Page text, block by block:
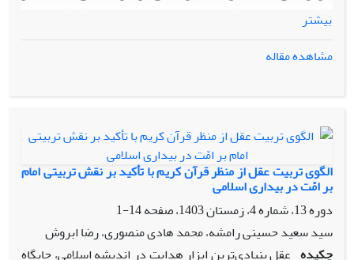
حکمرانی اسلامی را فراهم می‌سازد.مسئله اصلی پژوهش حاضر،
بررسی نقش مسجد سازنده در حکمرانی مبتنی بر بیداری اسلامی،
بر پایه بیانات شهید قاسم سلیمانی است. در این نوشتار، بیانات
مسجد و تجربیات میدانی وی، سخنرانی روز جهانی مسجد به‌عنوان
کانون تمرکز تحلیل انتخاب گردید. پس از تقطیع مطالب و استخراج
مضامین مرتبط با مساجد سازنده، نقش‌های چندگانه آن‌ها در
حکمرانی تبیین شد. مسجد سازنده، به‌عنوان مضمون فراگیر
پژوهش حاضر، وظیفه رونق‌بخشی به اسلام و جامعه را در راستای
اهداف بیداری اسلامی بر عهده دارد و دستاوردهای آن در چهار
محور اصلی قابل گزارش است:۱. وحدت‌بخشی و امت‌سازی به‌عنوان
بیشتر
مشاهده مقاله
الگوی تربیت عقل از منظر قرآن کریم با تأکید بر نقش تربیتی امام
بر امّت در بیداری اسلامی
دوره 13، شماره 4، زمستان 1403، صفحه
14-1
سید سعید حسینی رامشه، محمد هادی منصوری، رضا ابروش
چکیده عقل بنیادی‌ترین ابزار هدایت در اندیشه اسلامی، جایگاه